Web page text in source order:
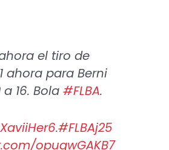
el tiro de
ahora para Berni
16. Bola #FLBA.
.#FLBAj25
opuqwGAKB7